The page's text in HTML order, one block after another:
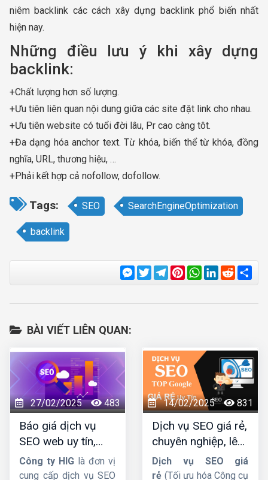
niêm backlink các cách xây dựng backlink phổ biến nhất
hiện nay.
Những điều lưu ý khi xây dựng
backlink:
+Chất lượng hơn số lượng.
+Ưu tiên liên quan nội dung giữa các site đặt link cho nhau.
+Ưu tiên website có tuổi đời lâu, Pr cao càng tôt.
+Đa dạng hóa anchor text. Từ khóa, biến thể từ khóa, đồng
nghĩa, URL, thương hiệu, …
+Phải kết hợp cả nofollow, dofollow.
Tags: SEO SearchEngineOptimization
backlink
Messenger
TwitterTelegram
Pinterest
WhatsApp
LinkedIn
Reddit
BÀI VIẾT LIÊN QUAN:
27/02/2025 483
Báo giá dịch vụ
SEO web uy tín,
chuyên nghiệp,
hiệu quả lâu dài
Công ty HIG là đơn vị
cung cấp dịch vụ SEO
14/02/2025 831
Dịch vụ SEO giá rẻ,
chuyên nghiệp, lên
TOP Google bền
vững
Dịch vụ SEO giá
rẻ (Tối ưu hóa Công cụ